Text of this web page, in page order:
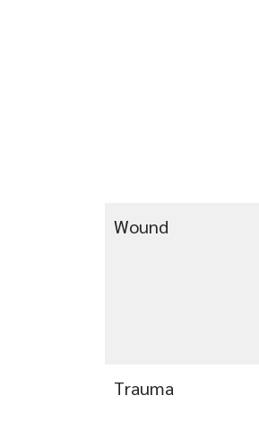
Wound
Trauma